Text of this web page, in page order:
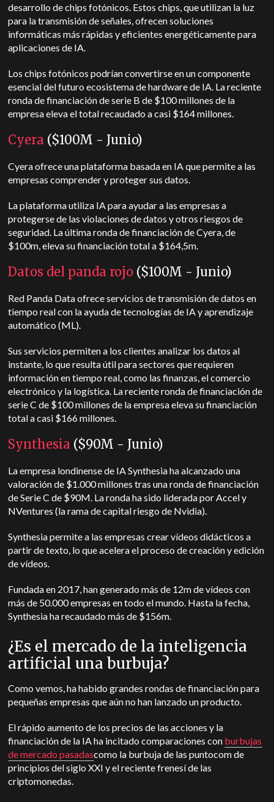
desarrollo de chips fotónicos. Estos chips, que utilizan la luz
para la transmisión de señales, ofrecen soluciones
informáticas más rápidas y eficientes energéticamente para
aplicaciones de IA.
Los chips fotónicos podrían convertirse en un componente
esencial del futuro ecosistema de hardware de IA. La reciente
ronda de financiación de serie B de $100 millones de la
empresa eleva el total recaudado a casi $164 millones.
Cyera ($100M - Junio)
Cyera ofrece una plataforma basada en IA que permite a las
empresas comprender y proteger sus datos.
La plataforma utiliza IA para ayudar a las empresas a
protegerse de las violaciones de datos y otros riesgos de
seguridad. La última ronda de financiación de Cyera, de
$100m, eleva su financiación total a $164,5m.
Datos del panda rojo ($100M - Junio)
Red Panda Data ofrece servicios de transmisión de datos en
tiempo real con la ayuda de tecnologías de IA y aprendizaje
automático (ML).
Sus servicios permiten a los clientes analizar los datos al
instante, lo que resulta útil para sectores que requieren
información en tiempo real, como las finanzas, el comercio
electrónico y la logística. La reciente ronda de financiación de
serie C de $100 millones de la empresa eleva su financiación
total a casi $166 millones.
Synthesia ($90M - Junio)
La empresa londinense de IA Synthesia ha alcanzado una
valoración de $1.000 millones tras una ronda de financiación
de Serie C de $90M. La ronda ha sido liderada por Accel y
NVentures (la rama de capital riesgo de Nvidia).
Synthesia permite a las empresas crear vídeos didácticos a
partir de texto, lo que acelera el proceso de creación y edición
de vídeos.
Fundada en 2017, han generado más de 12m de vídeos con
más de 50.000 empresas en todo el mundo. Hasta la fecha,
Synthesia ha recaudado más de $156m.
¿Es el mercado de la inteligencia
artificial una burbuja?
Como vemos, ha habido grandes rondas de financiación para
pequeñas empresas que aún no han lanzado un producto.
El rápido aumento de los precios de las acciones y la
financiación de la IA ha incitado comparaciones con burbujas
de mercado pasadascomo la burbuja de las puntocom de
principios del siglo XXI y el reciente frenesí de las
criptomonedas.